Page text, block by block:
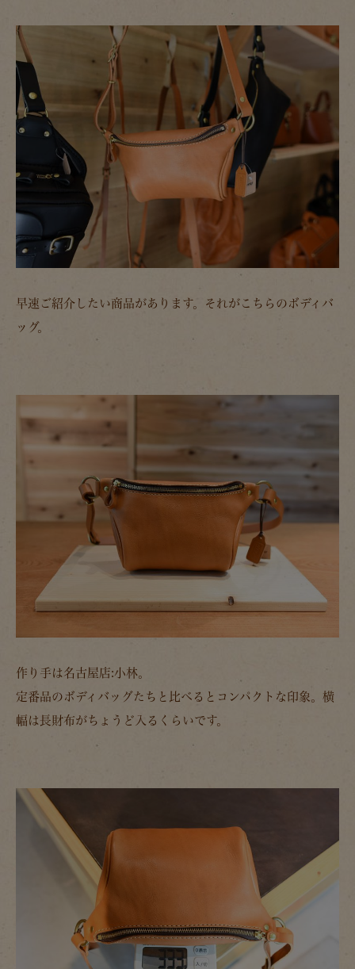
早速ご紹介したい商品があります。それがこちらのボディバ
ッグ。
作り手は名古屋店:小林。
定番品のボディバッグたちと比べるとコンパクトな印象。横
幅は長財布がちょうど入るくらいです。